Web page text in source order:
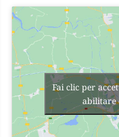
Fai clic per
abilitare